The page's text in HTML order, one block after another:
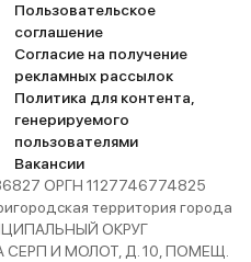
Пользовательское
соглашение
Согласие на получение
рекламных рассылок
Политика для контента,
генерируемого
пользователями
Вакансии
ОРГН 1127746774825
территория города
ОКРУГ
И МОЛОТ, Д. 10, ПОМЕЩ.